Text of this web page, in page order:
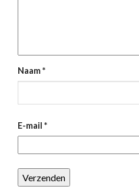
Naam*
E-mail *